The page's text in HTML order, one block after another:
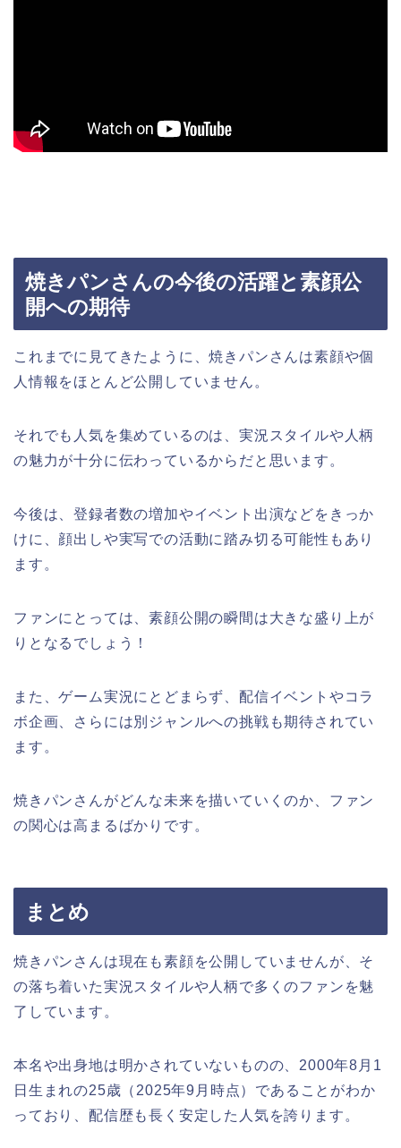
焼きパンさんの今後の活躍と素顔公
開への期待
これまでに見てきたように、焼きパンさんは素顔や個
人情報をほとんど公開していません。
それでも人気を集めているのは、実況スタイルや人柄
の魅力が十分に伝わっているからだと思います。
今後は、登録者数の増加やイベント出演などをきっか
けに、顔出しや実写での活動に踏み切る可能性もあり
ます。
ファンにとっては、素顔公開の瞬間は大きな盛り上が
りとなるでしょう！
また、ゲーム実況にとどまらず、配信イベントやコラ
ボ企画、さらには別ジャンルへの挑戦も期待されてい
ます。
焼きパンさんがどんな未来を描いていくのか、ファン
の関心は高まるばかりです。
まとめ
焼きパンさんは現在も素顔を公開していませんが、そ
の落ち着いた実況スタイルや人柄で多くのファンを魅
了しています。
本名や出身地は明かされていないものの、2000年8月1
日生まれの25歳（2025年9月時点）であることがわか
っており、配信歴も長く安定した人気を誇ります。